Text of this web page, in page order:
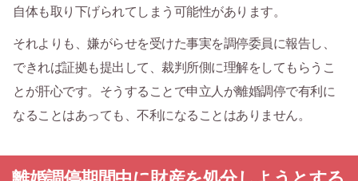
自体も取り下げられてしまう可能性があります。
それよりも、嫌がらせを受けた事実を調停委員に報告し、
できれば証拠も提出して、裁判所側に理解をしてもらうこ
とが肝心です。そうすることで申立人が離婚調停で有利に
なることはあっても、不利になることはありません。